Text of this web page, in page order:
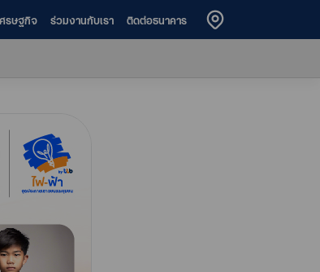
ศรษฐกิจ ร่วมงานกับเรา ติดต่อธนาคาร